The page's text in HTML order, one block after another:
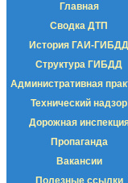
Главная
Сводка ДТП
История ГАИ-ГИБДД
Структура ГИБДД
Административная
Технический надзор
Дорожная
Пропаганда
Вакансии
Полезные ссылки